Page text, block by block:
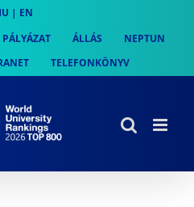
| EN
PÁLYÁZAT ÁLLÁS
NEPTUN
TELEFONKÖNYV